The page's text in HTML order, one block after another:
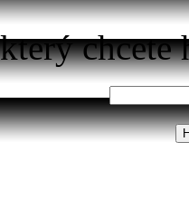
chcete